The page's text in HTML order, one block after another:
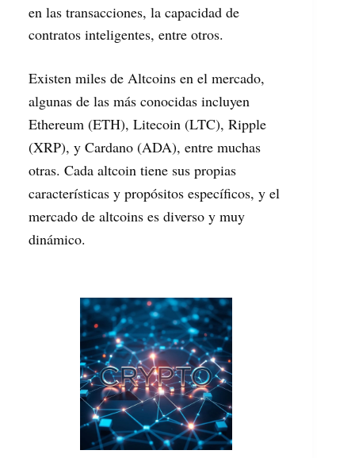
en las transacciones, la capacidad de
contratos inteligentes, entre otros.
Existen miles de Altcoins en el mercado,
algunas de las más conocidas incluyen
Ethereum (ETH), Litecoin (LTC), Ripple
(XRP), y Cardano (ADA), entre muchas
otras. Cada altcoin tiene sus propias
características y propósitos específicos, y el
mercado de altcoins es diverso y muy
dinámico.